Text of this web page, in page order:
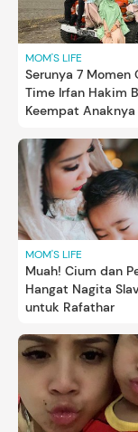
MOM'S LIFE
Serunya 7 Momen
Time Irfan Hakim
Keempat Anaknya
MOM'S LIFE
Muah! Cium dan
Hangat Nagita
untuk Rafathar